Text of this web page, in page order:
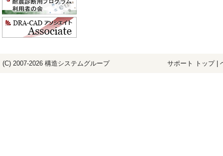
(C) 2007-2026 構造システムグループ サポート トップ|